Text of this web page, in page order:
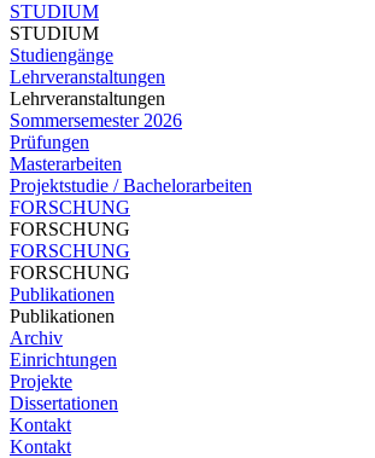
STUDIUM
STUDIUM
Studiengänge
Lehrveranstaltungen
Lehrveranstaltungen
Sommersemester 2026
Prüfungen
Masterarbeiten
Projektstudie / Bachelorarbeiten
FORSCHUNG
FORSCHUNG
FORSCHUNG
FORSCHUNG
Publikationen
Publikationen
Archiv
Einrichtungen
Projekte
Dissertationen
Kontakt
Kontakt